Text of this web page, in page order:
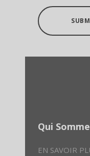
Qui
EN SAVOIR